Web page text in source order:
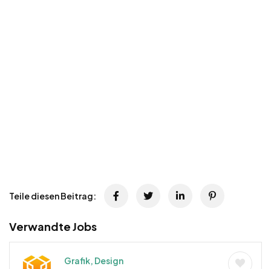
Teile diesen Beitrag:
Verwandte Jobs
Grafik, Design